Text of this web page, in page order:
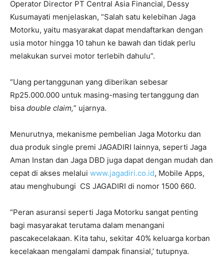
Operator Director PT Central Asia Financial, Dessy
Kusumayati menjelaskan, “Salah satu kelebihan Jaga
Motorku, yaitu masyarakat dapat mendaftarkan dengan
usia motor hingga 10 tahun ke bawah dan tidak perlu
melakukan survei motor terlebih dahulu”.
“Uang pertanggunan yang diberikan sebesar
Rp25.000.000 untuk masing-masing tertanggung dan
bisa double claim,” ujarnya.
Menurutnya, mekanisme pembelian Jaga Motorku dan
dua produk single premi JAGADIRI lainnya, seperti Jaga
Aman Instan dan Jaga DBD juga dapat dengan mudah dan
cepat di akses melalui www.jagadiri.co.id, Mobile Apps,
atau menghubungi CS JAGADIRI di nomor 1500 660.
“Peran asuransi seperti Jaga Motorku sangat penting
bagi masyarakat terutama dalam menangani
pascakecelakaan. Kita tahu, sekitar 40% keluarga korban
kecelakaan mengalami dampak finansial,’ tutupnya.